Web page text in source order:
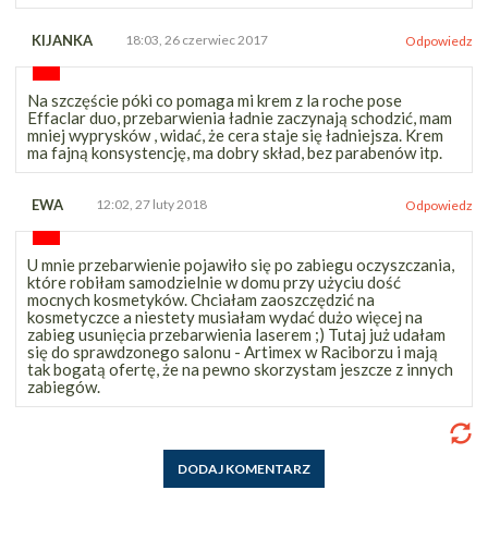
Odpowiedz
KIJANKA 18:03, 26 czerwiec 2017
Na szczęście póki co pomaga mi krem z la roche pose
Effaclar duo, przebarwienia ładnie zaczynają schodzić, mam
mniej wyprysków , widać, że cera staje się ładniejsza. Krem
ma fajną konsystencję, ma dobry skład, bez parabenów itp.
Odpowiedz
EWA 12:02, 27 luty 2018
U mnie przebarwienie pojawiło się po zabiegu oczyszczania,
które robiłam samodzielnie w domu przy użyciu dość
mocnych kosmetyków. Chciałam zaoszczędzić na
kosmetyczce a niestety musiałam wydać dużo więcej na
zabieg usunięcia przebarwienia laserem ;) Tutaj już udałam
się do sprawdzonego salonu - Artimex w Raciborzu i mają
tak bogatą ofertę, że na pewno skorzystam jeszcze z innych
zabiegów.
DODAJ KOMENTARZ